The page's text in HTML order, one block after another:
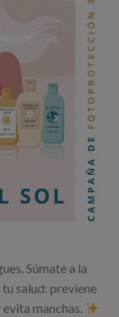
Súmate a la
salud: previene
manchas.